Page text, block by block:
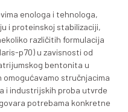
(<0,015%). Naši
u sertifikovanim
mogu štetno da utiču
sokova. Svi dobijeni
i u potpunosti
kodeksa i
pomoćnih supstanci u